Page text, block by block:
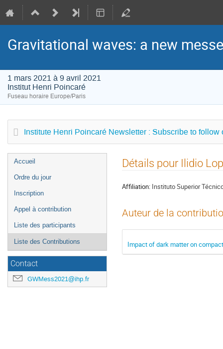
Gravitational waves: a new
1 mars 2021 à 9 avril 2021
Institut Henri Poincaré
Fuseau horaire Europe/Paris
Institute Henri Poincaré Newsletter : Subscribe to follow
Menu
de
Accueil
Ordre du jour
Inscription
Appel à contribution
Liste des participants
Liste des Contributions
Contact
GWMess2021@ihp.fr
Détails pour Ilidio
Affiliation: Instituto Superior
Auteur de la
Impact of dark matter on